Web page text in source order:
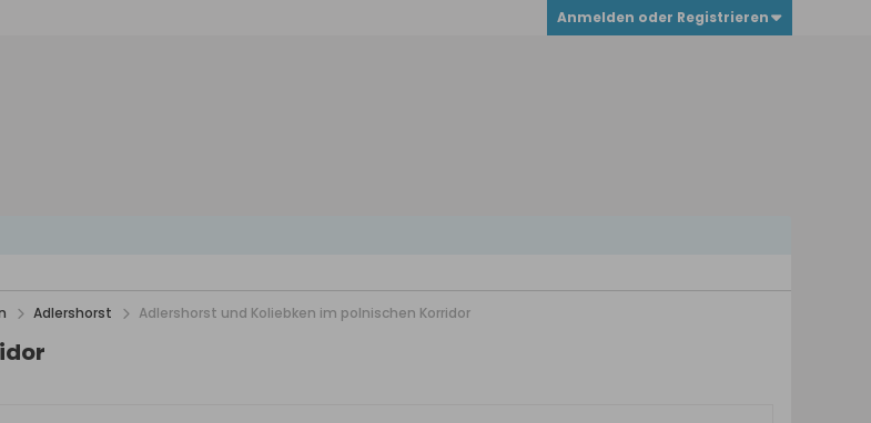
Anmelden oder Registrieren
Adlershorst Adlershorst und Koliebken im polnischen Korridor